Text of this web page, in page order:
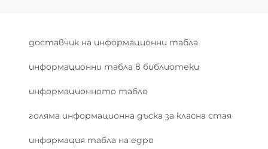
доставчик на информационни табла
информационни табла в библиотеки
информационното табло
голяма информационна дъска за класна стая
информация табла на едро